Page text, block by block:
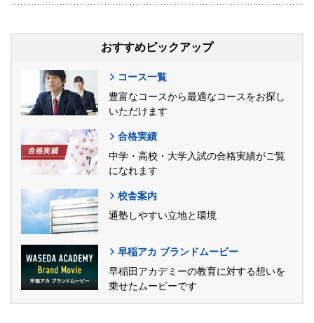
おすすめピックアップ
コース一覧
豊富なコースから最適なコースをお探し
いただけます
合格実績
中学・高校・大学入試の合格実績がご覧
になれます
校舎案内
通塾しやすい立地と環境
早稲アカ ブランドムービー
早稲田アカデミーの教育に対する想いを
乗せたムービーです